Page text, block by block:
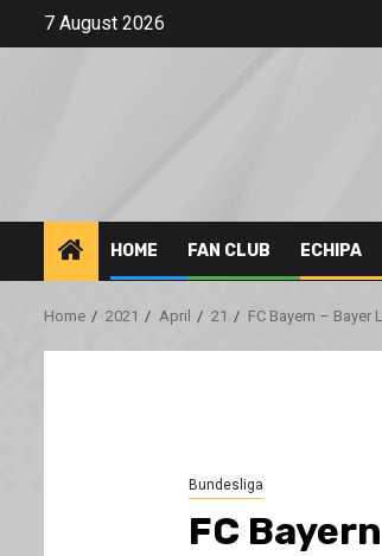
7 August 2026
HOME FAN CLUB ECHIPA
Home 2021 April 21 FC Bayern – Bayer
Bundesliga
FC